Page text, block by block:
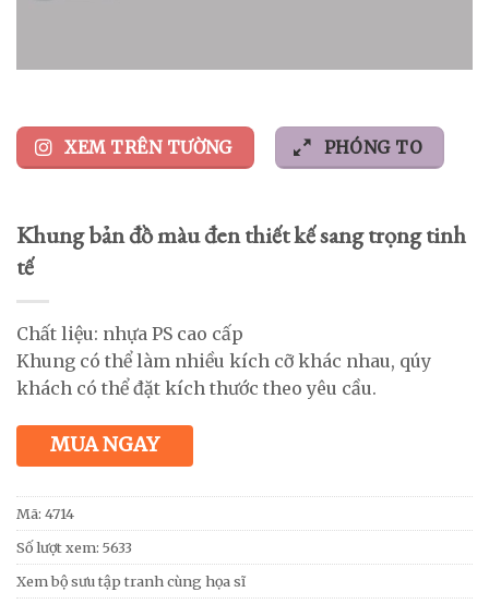
XEM TRÊN TƯỜNG PHÓNG TO
Khung bản đồ màu đen thiết kế sang trọng tinh
tế
Chất liệu: nhựa PS cao cấp
Khung có thể làm nhiều kích cỡ khác nhau, qúy
khách có thể đặt kích thước theo yêu cầu.
MUA NGAY
Mã: 4714
Số lượt xem: 5633
Xem bộ sưu tập tranh cùng họa sĩ